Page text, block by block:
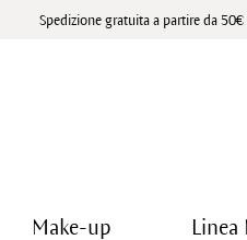
Spedizione gratuita a partire da 50€
Make-up